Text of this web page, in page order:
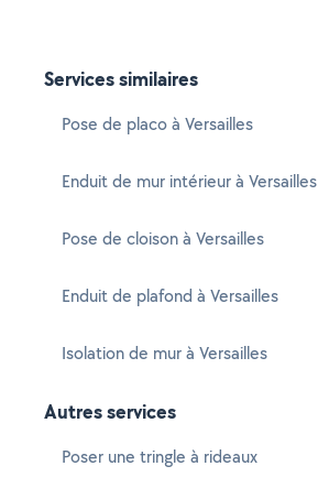
Services similaires
Pose de placo à Versailles
Enduit de mur intérieur à Versailles
Pose de cloison à Versailles
Enduit de plafond à Versailles
Isolation de mur à Versailles
Autres services
Poser une tringle à rideaux